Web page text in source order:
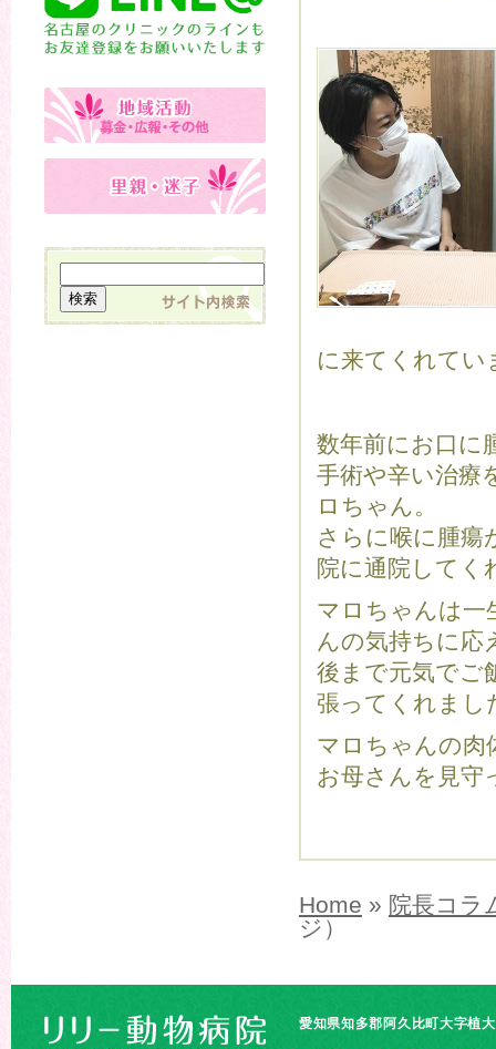
に来てくれてい
数年前にお口に
手術や辛い治療
ロちゃん。
さらに喉に腫瘍
院に通院してく
マロちゃんは一
んの気持ちに応
後まで元気でご
張ってくれまし
マロちゃんの肉
お母さんを見守
Home » 院長コラ
ジ）
愛知県知多郡阿久比町大字植